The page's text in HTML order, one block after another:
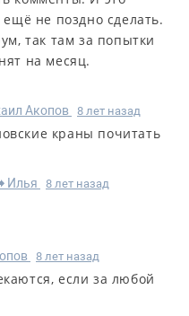
не поздно сделать.
так там за попытки
на месяц.
Акопов 8 лет назад
краны почитать
Илья 8 лет назад
8 лет назад
если за любой